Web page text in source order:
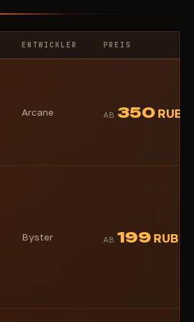
ENTWICKLER PREIS
Arcane AB 350 RUB
Byster AB 199 RUB